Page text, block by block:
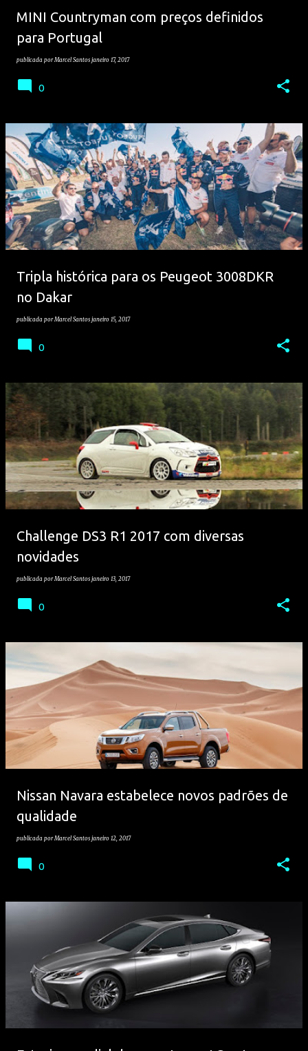
MINI Countryman com preços definidos
para Portugal
publicada porMarcel Santos janeiro 17, 2017
0
Tripla histórica para os Peugeot 3008DKR
no Dakar
publicada porMarcel Santos janeiro 15, 2017
0
Challenge DS3 R1 2017 com diversas
novidades
publicada porMarcel Santos janeiro 13, 2017
0
Nissan Navara estabelece novos padrões de
qualidade
publicada porMarcel Santos janeiro 12, 2017
0